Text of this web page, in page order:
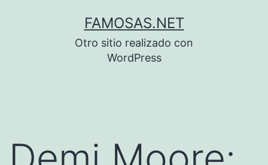
FAMOSAS.NET
Otro sitio realizado con
WordPress